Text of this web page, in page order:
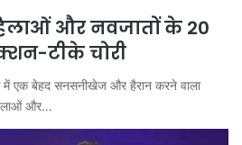
और नवजातों के 20
टीके चोरी
में एक बेहद सनसनीखेज और हैरान करने वाला
और…